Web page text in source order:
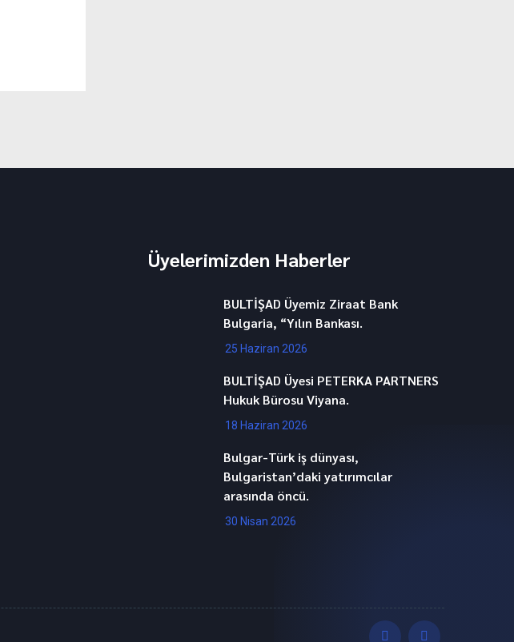
Üyelerimizden Haberler
BULTİŞAD Üyemiz Ziraat Bank
Bulgaria, “Yılın Bankası.
25 Haziran 2026
BULTİŞAD Üyesi PETERKA PARTNERS
Hukuk Bürosu Viyana.
18 Haziran 2026
Bulgar-Türk iş dünyası,
Bulgaristan’daki yatırımcılar
arasında öncü.
30 Nisan 2026